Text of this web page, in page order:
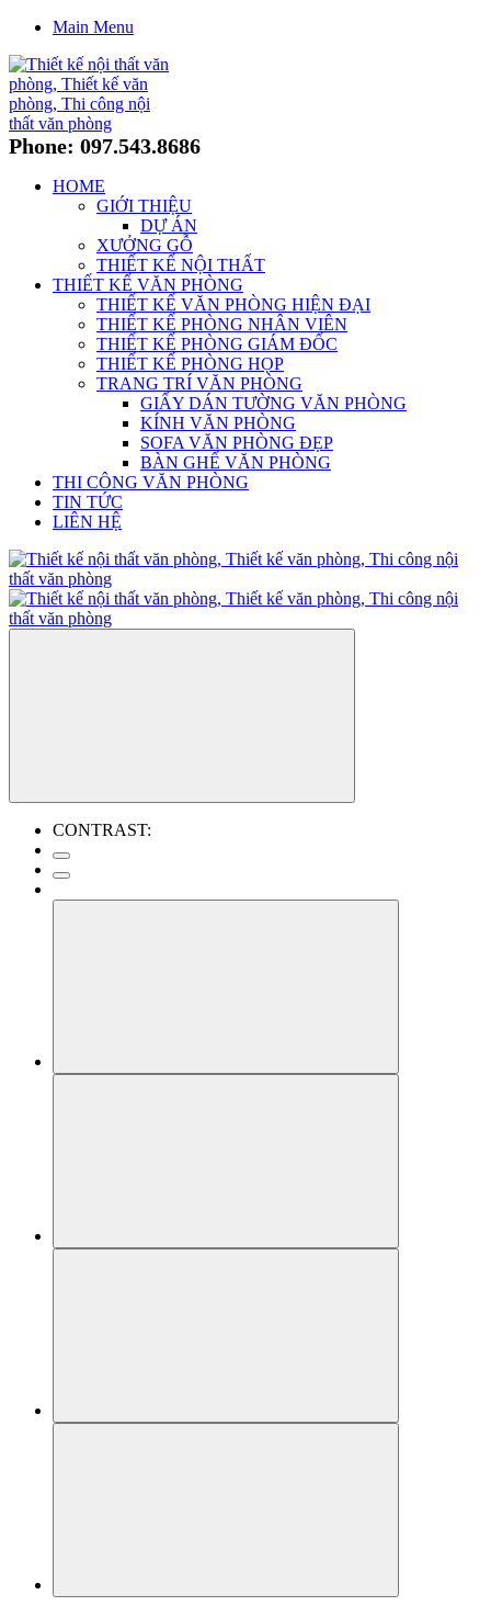
Main Menu
Phone: 097.543.8686
HOME
GIỚI THIỆU
DỰ ÁN
XƯỞNG GỖ
THIẾT KẾ NỘI THẤT
THIẾT KẾ VĂN PHÒNG
THIẾT KẾ VĂN PHÒNG HIỆN ĐẠI
THIẾT KẾ PHÒNG NHÂN VIÊN
THIẾT KẾ PHÒNG GIÁM ĐỐC
THIẾT KẾ PHÒNG HỌP
TRANG TRÍ VĂN PHÒNG
GIẤY DÁN TƯỜNG VĂN PHÒNG
KÍNH VĂN PHÒNG
SOFA VĂN PHÒNG ĐẸP
BÀN GHẾ VĂN PHÒNG
THI CÔNG VĂN PHÒNG
TIN TỨC
LIÊN HỆ
CONTRAST: